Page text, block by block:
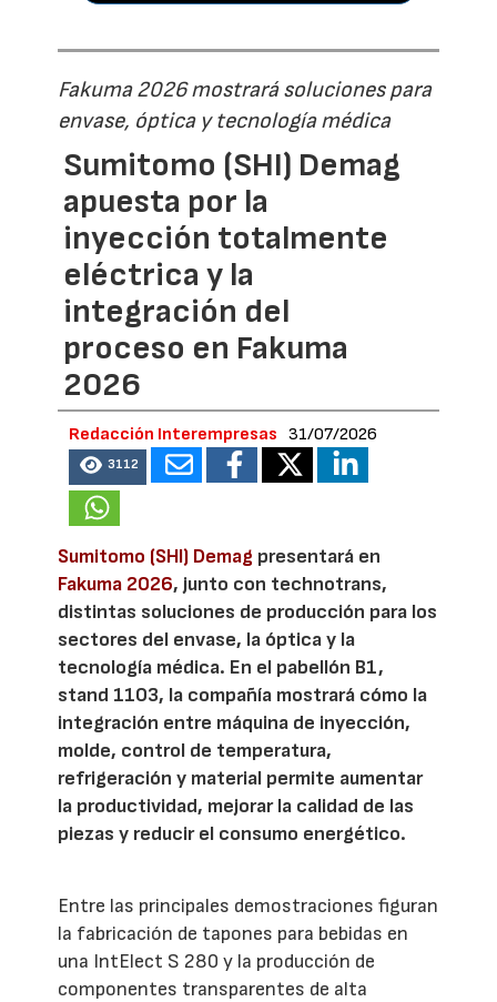
Fakuma 2026 mostrará soluciones para
envase, óptica y tecnología médica
Sumitomo (SHI) Demag
apuesta por la
inyección totalmente
eléctrica y la
integración del
proceso en Fakuma
2026
Redacción Interempresas 31/07/2026
3112
Sumitomo (SHI) Demag presentará en
Fakuma 2026, junto con technotrans,
distintas soluciones de producción para los
sectores del envase, la óptica y la
tecnología médica. En el pabellón B1,
stand 1103, la compañía mostrará cómo la
integración entre máquina de inyección,
molde, control de temperatura,
refrigeración y material permite aumentar
la productividad, mejorar la calidad de las
piezas y reducir el consumo energético.
Entre las principales demostraciones figuran
la fabricación de tapones para bebidas en
una IntElect S 280 y la producción de
componentes transparentes de alta